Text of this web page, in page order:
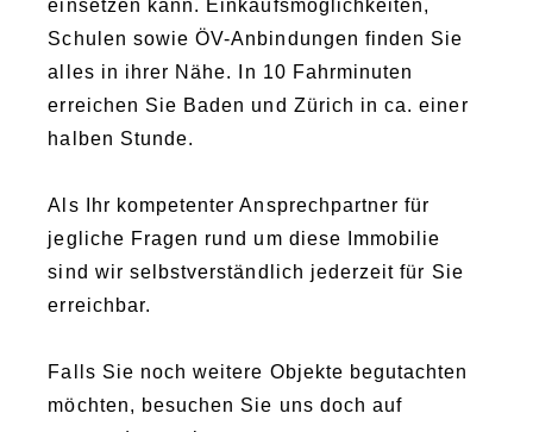
einsetzen kann. Einkaufsmöglichkeiten,
Schulen sowie ÖV-Anbindungen finden Sie
alles in ihrer Nähe. In 10 Fahrminuten
erreichen Sie Baden und Zürich in ca. einer
halben Stunde.
Als Ihr kompetenter Ansprechpartner für
jegliche Fragen rund um diese Immobilie
sind wir selbstverständlich jederzeit für Sie
erreichbar.
Falls Sie noch weitere Objekte begutachten
möchten, besuchen Sie uns doch auf